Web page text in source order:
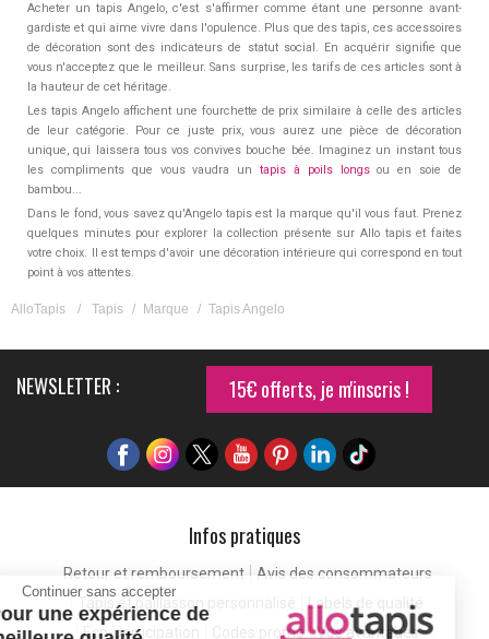
Continuer sans accepter
Pour une expérience de
Acheter un tapis Angelo, c'est s'affirmer comme étant une personne avant-
gardiste et qui aime vivre dans l'opulence. Plus que des tapis, ces accessoires
de décoration sont des indicateurs de statut social. En acquérir signifie que
vous n'acceptez que le meilleur. Sans surprise, les tarifs de ces articles sont à
la hauteur de cet héritage.
Les tapis Angelo affichent une fourchette de prix similaire à celle des articles
de leur catégorie. Pour ce juste prix, vous aurez une pièce de décoration
unique, qui laissera tous vos convives bouche bée. Imaginez un instant tous
les compliments que vous vaudra untapis à poils longsou en soie de
bambou...
Dans le fond, vous savez qu'Angelo tapis est la marque qu'il vous faut. Prenez
quelques minutes pour explorer la collection présente sur Allo tapis et faites
votre choix. Il est temps d'avoir une décoration intérieure qui correspond en tout
point à vos attentes.
AlloTapis / Tapis / Marque / Tapis Angelo
NEWSLETTER : 15€ offerts, je m'inscris !
Infos pratiques
Retour et remboursement
Avis des consommateurs
Tapis et paillasson personnalisé
Labels de qualité
Eco-participation
Codes promo Vos avantages